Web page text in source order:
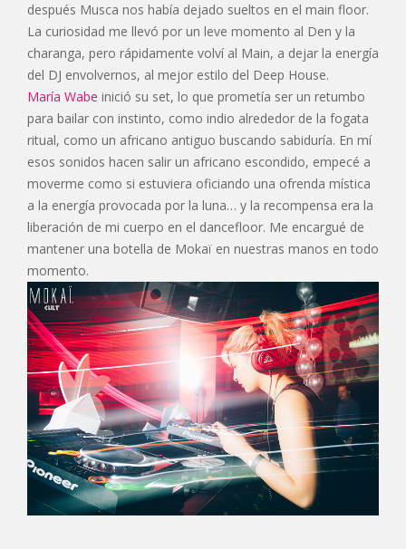
después Musca nos había dejado sueltos en el main floor.
La curiosidad me llevó por un leve momento al Den y la
charanga, pero rápidamente volví al Main, a dejar la energía
del DJ envolvernos, al mejor estilo del Deep House.
María Wabe inició su set, lo que prometía ser un retumbo
para bailar con instinto, como indio alrededor de la fogata
ritual, como un africano antiguo buscando sabiduría. En mí
esos sonidos hacen salir un africano escondido, empecé a
moverme como si estuviera oficiando una ofrenda mística
a la energía provocada por la luna… y la recompensa era la
liberación de mi cuerpo en el dancefloor. Me encargué de
mantener una botella de Mokaï en nuestras manos en todo
momento.